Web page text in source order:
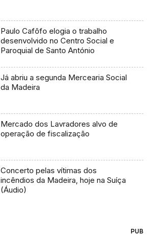
Paulo Cafôfo elogia o trabalho
desenvolvido no Centro Social e
Paroquial de Santo António
Já abriu a segunda Mercearia Social
da Madeira
Mercado dos Lavradores alvo de
operação de fiscalização
Concerto pelas vítimas dos
incêndios da Madeira, hoje na Suíça
(Áudio)
PUB